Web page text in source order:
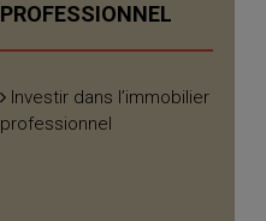
PROFESSIONNEL
Investir dans l’immobilier
professionnel